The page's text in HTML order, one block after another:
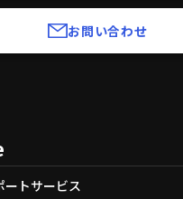
お問い合わせ
ートサービス